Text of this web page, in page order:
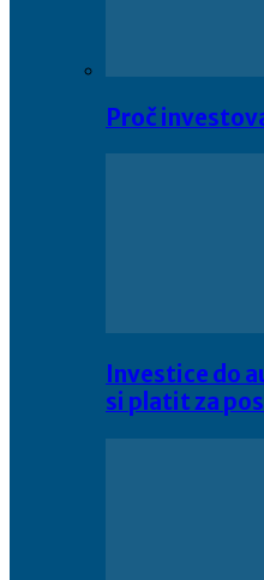
Proč
Investice do
si platit za